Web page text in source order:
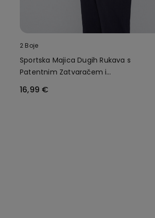
2 Boje
Sportska Majica Dugih Rukava s
Patentnim Zatvaračem i
16,99 €